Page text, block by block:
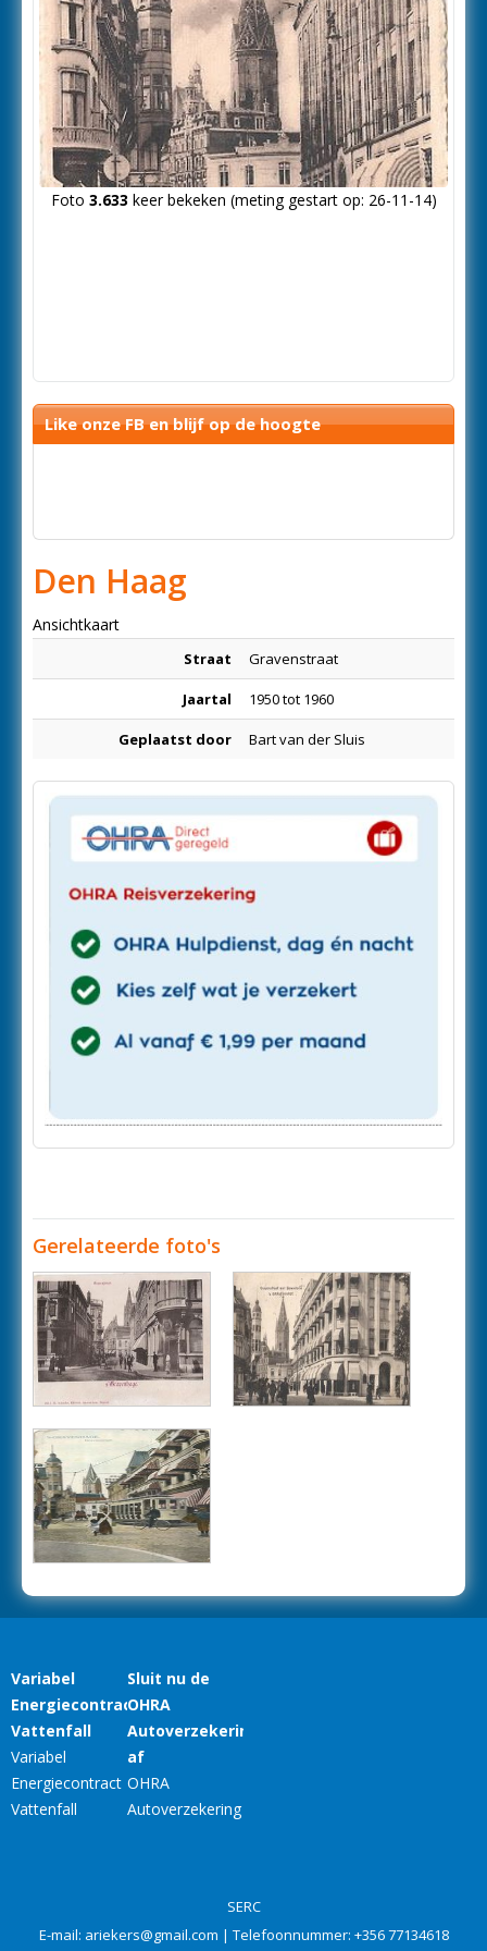
Foto 3.633 keer bekeken (meting gestart op: 26-11-14)
Like onze FB en blijf op de hoogte
Den Haag
Ansichtkaart
Straat Gravenstraat
Jaartal 1950 tot 1960
Geplaatst door Bart van der Sluis
Gerelateerde foto's
SERC
E-mail: ariekers@gmail.com | Telefoonnummer: +356 77134618